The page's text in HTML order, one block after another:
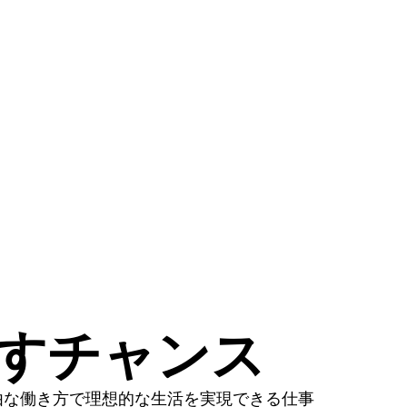
チャンス
働き方で理想的な生活を実現できる仕事